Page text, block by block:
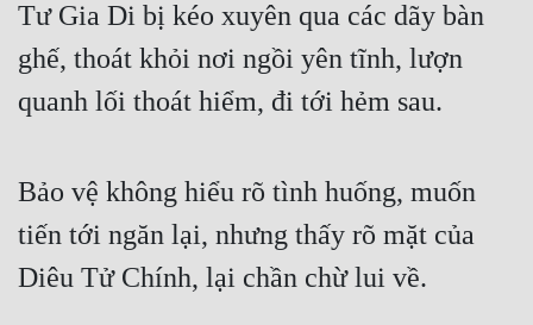
Tư Gia Di bị kéo xuyên qua các dãy bàn
ghế, thoát khỏi nơi ngồi yên tĩnh, lượn
quanh lối thoát hiểm, đi tới hẻm sau.
Bảo vệ không hiểu rõ tình huống, muốn
tiến tới ngăn lại, nhưng thấy rõ mặt của
Diêu Tử Chính, lại chần chừ lui về.